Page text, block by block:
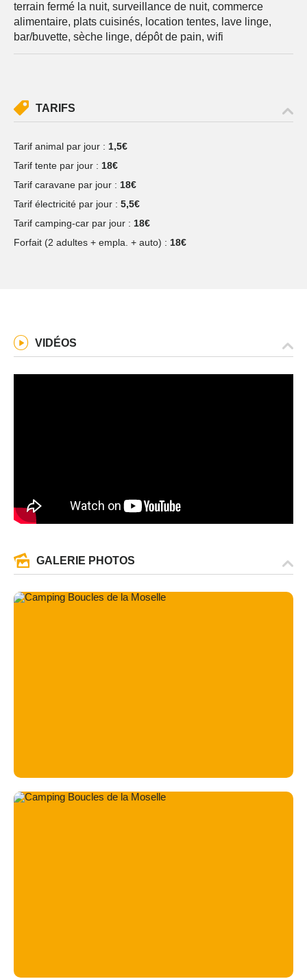
terrain fermé la nuit, surveillance de nuit, commerce
alimentaire, plats cuisinés, location tentes, lave linge,
bar/buvette, sèche linge, dépôt de pain, wifi
TARIFS
Tarif animal par jour : 1,5€
Tarif tente par jour : 18€
Tarif caravane par jour : 18€
Tarif électricité par jour : 5,5€
Tarif camping-car par jour : 18€
Forfait (2 adultes + empla. + auto) : 18€
VIDÉOS
GALERIE PHOTOS